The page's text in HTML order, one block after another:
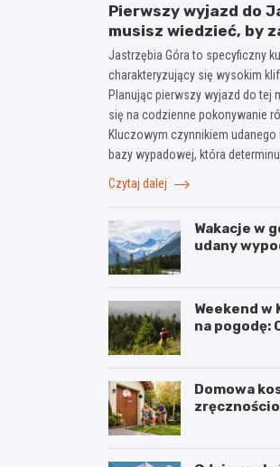
Pierwszy wyjazd do
musisz wiedzieć, by
urlop?
Jastrzębia Góra to specyficzny
charakteryzujący się wysokim
Planując pierwszy wyjazd do
się na codzienne pokonywanie
Kluczowym czynnikiem
bazy wypadowej, która
Czytaj dalej
Wakacje w
udany
Weekend w
na pogodę:
Domowa